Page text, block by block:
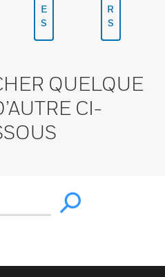
E
S
R
S
QUELQUE
CI-